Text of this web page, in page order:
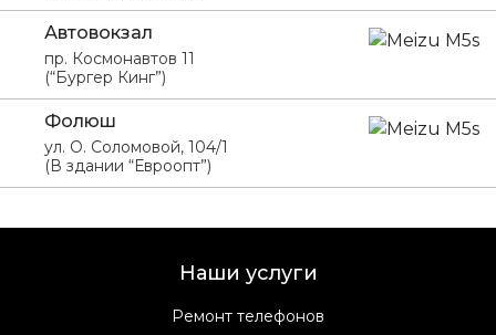
Автовокзал
пр. Космонавтов 11
(“Бургер Кинг”)
Фолюш
ул. О. Соломовой, 104/1
(В здании “Евроопт”)
Наши услуги
Ремонт телефонов